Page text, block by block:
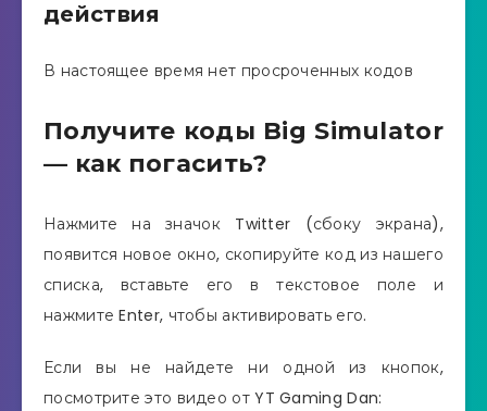
действия
В настоящее время нет просроченных кодов
Получите коды Big Simulator
— как погасить?
Нажмите на значок Twitter (сбоку экрана),
появится новое окно, скопируйте код из нашего
списка, вставьте его в текстовое поле и
нажмите Enter, чтобы активировать его.
Если вы не найдете ни одной из кнопок,
посмотрите это видео от YT Gaming Dan: